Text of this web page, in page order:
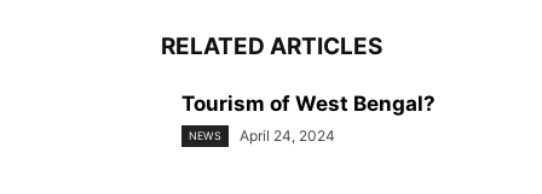
RELATED ARTICLES
Tourism of West Bengal?
NEWS April 24, 2024